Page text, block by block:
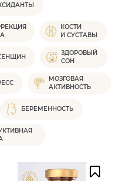
КОСТИ
И СУСТАВЫ
ЗДОРОВЫЙ
СОН
МОЗГОВАЯ
АКТИВНОСТЬ
БЕРЕМЕННОСТЬ